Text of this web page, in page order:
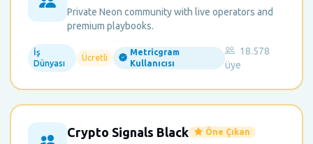
Private Neon community with live operators and
premium playbooks.
İş
Dünyası
Ücretli
Metricgram
Kullanıcısı
18.578
üye
Crypto Signals Black Öne Çıkan